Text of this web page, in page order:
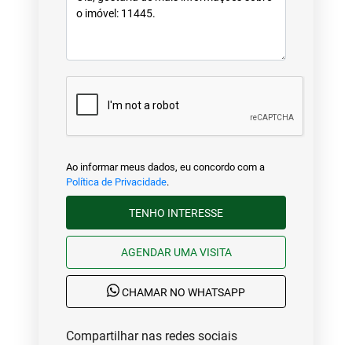
Ao informar meus dados, eu concordo com a
Política de Privacidade.
TENHO INTERESSE
AGENDAR UMA VISITA
CHAMAR NO WHATSAPP
Compartilhar nas redes sociais